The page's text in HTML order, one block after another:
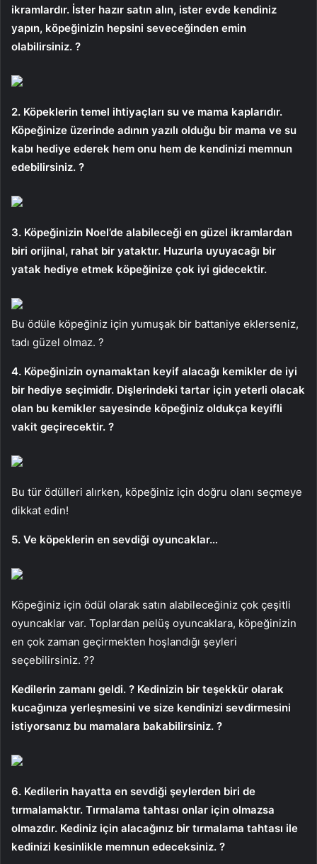
ikramlardır. İster hazır satın alın, ister evde kendiniz
yapın, köpeğinizin hepsini seveceğinden emin
olabilirsiniz. ?
2. Köpeklerin temel ihtiyaçları su ve mama kaplarıdır.
Köpeğinize üzerinde adının yazılı olduğu bir mama ve su
kabı hediye ederek hem onu ​​hem de kendinizi memnun
edebilirsiniz. ?
3. Köpeğinizin Noel’de alabileceği en güzel ikramlardan
biri orijinal, rahat bir yataktır. Huzurla uyuyacağı bir
yatak hediye etmek köpeğinize çok iyi gidecektir.
Bu ödüle köpeğiniz için yumuşak bir battaniye eklerseniz,
tadı güzel olmaz. ?
4. Köpeğinizin oynamaktan keyif alacağı kemikler de iyi
bir hediye seçimidir. Dişlerindeki tartar için yeterli olacak
olan bu kemikler sayesinde köpeğiniz oldukça keyifli
vakit geçirecektir. ?
Bu tür ödülleri alırken, köpeğiniz için doğru olanı seçmeye
dikkat edin!
5. Ve köpeklerin en sevdiği oyuncaklar…
Köpeğiniz için ödül olarak satın alabileceğiniz çok çeşitli
oyuncaklar var. Toplardan pelüş oyuncaklara, köpeğinizin
en çok zaman geçirmekten hoşlandığı şeyleri
seçebilirsiniz. ??
Kedilerin zamanı geldi. ? Kedinizin bir teşekkür olarak
kucağınıza yerleşmesini ve size kendinizi sevdirmesini
istiyorsanız bu mamalara bakabilirsiniz. ?
6. Kedilerin hayatta en sevdiği şeylerden biri de
tırmalamaktır. Tırmalama tahtası onlar için olmazsa
olmazdır. Kediniz için alacağınız bir tırmalama tahtası ile
kedinizi kesinlikle memnun edeceksiniz. ?